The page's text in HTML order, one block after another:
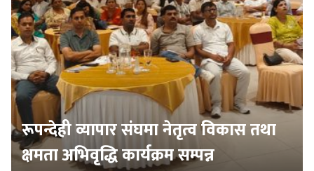
रूपन्देही व्यापार संघमा नेतृत्व विकास तथा
क्षमता अभिवृद्धि कार्यक्रम सम्पन्न